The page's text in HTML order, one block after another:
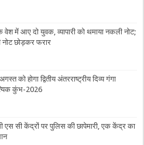
के वेश में आए दो युवक, व्यापारी को थमाया नकली नोट;
छोड़कर फरार
को होगा द्वितीय अंतरराष्ट्रीय दिव्य गंगा
कुंभ-2026
एस सी केंद्रों पर पुलिस की छापेमारी, एक केंद्र का